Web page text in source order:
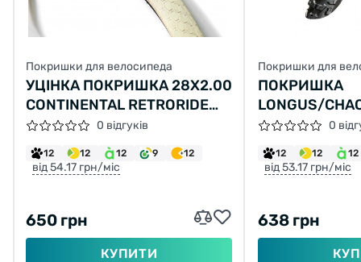
Покришки для велосипеда
УЦІНКА ПОКРИШКА 28Х2.00
CONTINENTAL RETRORIDE
КРЕМОВА ЗІ ВІДБИВАЮЧОЮ
СТРІЧКОЮ
0 відгуків
12 12 12 9 12
від 54.17 грн/міс
650 грн
КУПИТИ
Покришки для
ПОКРИШКА
LONGUS/
GLADIATOR
30TPI (60-
0
12 12 12
від 53.17 грн/міс
638 грн